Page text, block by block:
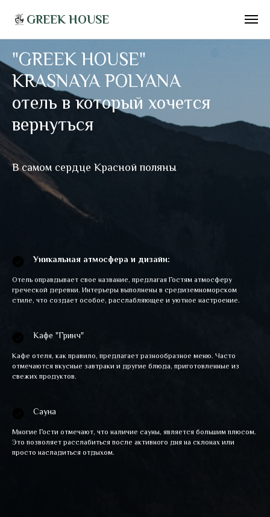
GREEK HOUSE
"GREEK HOUSE"
KRASNAYA POLYANA
отель в который хочется
вернуться
В самом сердце Красной поляны
Уникальная атмосфера и дизайн:
Отель оправдывает свое название, предлагая Гостям атмосферу
греческой деревни. Интерьеры выполнены в средиземноморском
стиле, что создает особое, расслабляющее и уютное настроение.
Кафе "Гринч"
Кафе отеля, как правило, предлагает разнообразное меню. Часто
отмечаются вкусные завтраки и другие блюда, приготовленные из
свежих продуктов.
Сауна
Многие Гости отмечают, что наличие сауны, является большим плюсом.
Это позволяет расслабиться после активного дня на склонах или
просто насладиться отдыхом.